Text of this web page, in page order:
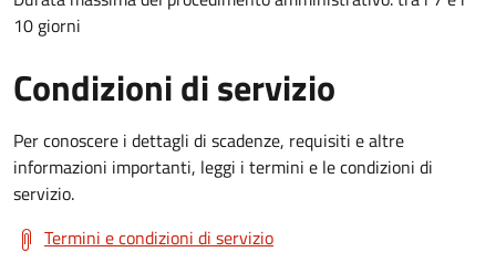
10 giorni
Condizioni di servizio
Per conoscere i dettagli di scadenze, requisiti e altre
informazioni importanti, leggi i termini e le condizioni di
servizio.
Termini e condizioni di servizio